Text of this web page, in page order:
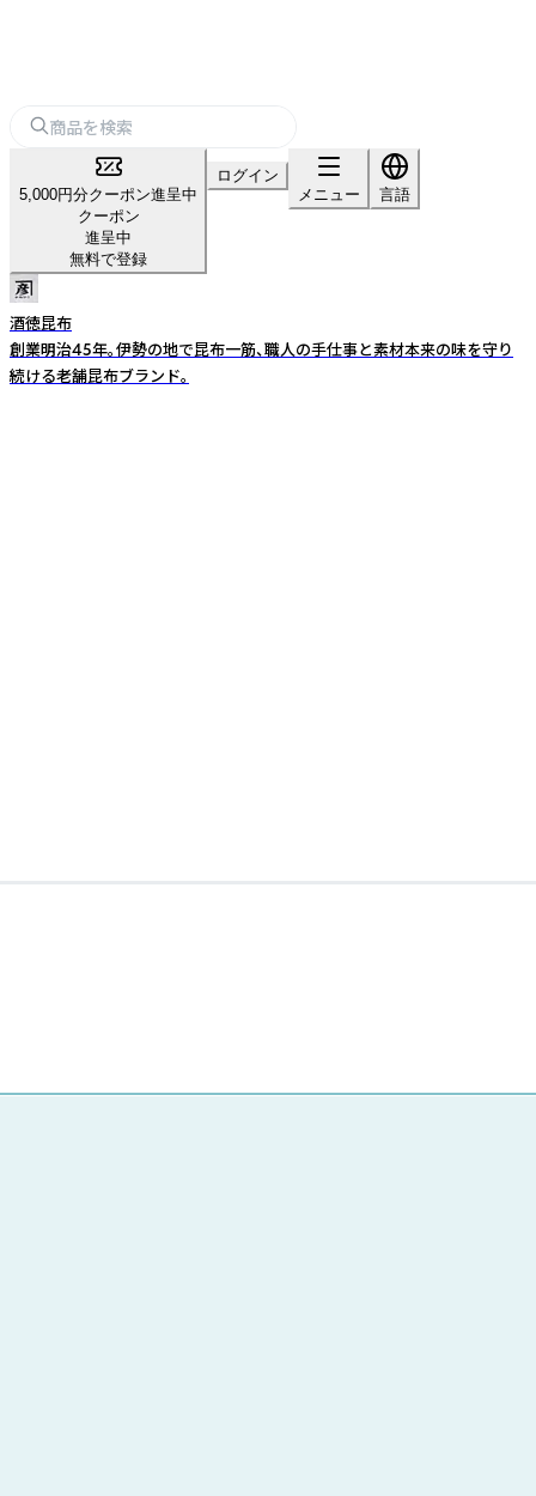
5,000円分クーポン進呈中
クーポン
進呈中
無料で登録
ログイン
メニュー
言語
酒徳昆布
創業明治45年。伊勢の地で昆布一筋、職人の手仕事と素材本来の味を守り
続ける老舗昆布ブランド。